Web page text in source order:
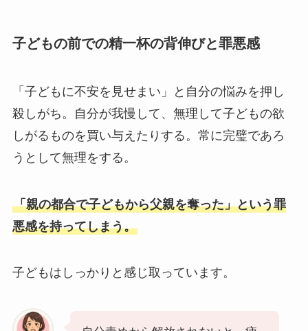
子どもの前での精一杯の背伸びと罪悪感
「子どもに不安を見せまい」と自分の悩みを押し
殺しがち。自分が我慢して、無理して子どもの欲
しがるものを買い与えたりする。常に完璧であろ
うとして無理をする。
「親の都合で子どもから父親を奪った」という罪
悪感を持ってしまう。
子どもはしっかりと感じ取っています。